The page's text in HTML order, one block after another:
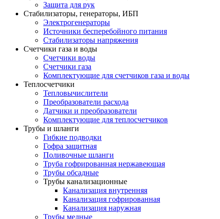
Защита для рук
Стабилизаторы, генераторы, ИБП
Электрогенераторы
Источники бесперебойного питания
Стабилизаторы напряжения
Счетчики газа и воды
Счетчики воды
Счетчики газа
Комплектующие для счетчиков газа и воды
Теплосчетчики
Тепловычислители
Преобразователи расхода
Датчики и преобразователи
Комплектующие для теплосчетчиков
Трубы и шланги
Гибкие подводки
Гофра защитная
Поливочные шланги
Труба гофрированная нержавеющая
Трубы обсадные
Трубы канализационные
Канализация внутренняя
Канализация гофрированная
Канализация наружная
Трубы медные